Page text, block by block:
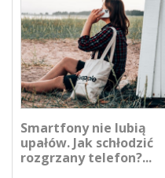
Smartfony nie lubią
upałów. Jak schłodzić
rozgrzany telefon?...